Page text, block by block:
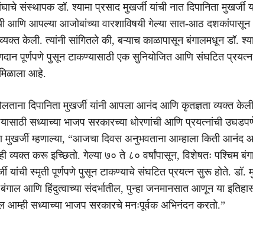
संस्थापक डॉ. श्यामा प्रसाद मुखर्जी यांची नात दिपानिता मुखर्जी
आणि आपल्या आजोबांच्या वारशाविषयी गेल्या सात-आठ दशकांपासून
केली. त्यांनी सांगितले की, बऱ्याच काळापासून बंगालमधून डॉ.
पूर्णपणे पुसून टाकण्यासाठी एक सुनियोजित आणि संघटित
आहे.
दिपानिता मुखर्जी यांनी आपला आनंद आणि कृतज्ञता व्यक्त
सध्याच्या भाजप सरकारच्या धोरणांची आणि प्रयत्नांची
मुखर्जी म्हणाल्या, “आजचा दिवस अनुभवताना आम्हाला किती आनंद
व्यक्त करू इच्छितो. गेल्या ७० ते ८० वर्षांपासून, विशेषतः पश्चिम
यांची स्मृती पूर्णपणे पुसून टाकण्याचे संघटित प्रयत्न सुरू होते. डॉ.
आणि हिंदुत्वाच्या संदर्भातील, पुन्हा जनमानसात आणून या
आम्ही सध्याच्या भाजप सरकारचे मनःपूर्वक अभिनंदन करतो.”